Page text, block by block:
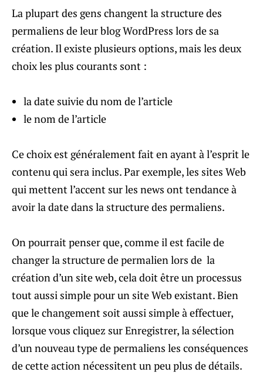
La plupart des gens changent la structure des
permaliens de leur blog WordPress lors de sa
création. Il existe plusieurs options, mais les deux
choix les plus courants sont :
la date suivie du nom de l’article
le nom de l’article
Ce choix est généralement fait en ayant à l’esprit le
contenu qui sera inclus. Par exemple, les sites Web
qui mettent l’accent sur les news ont tendance à
avoir la date dans la structure des permaliens.
On pourrait penser que, comme il est facile de
changer la structure de permalien lors de la
création d’un site web, cela doit être un processus
tout aussi simple pour un site Web existant. Bien
que le changement soit aussi simple à effectuer,
lorsque vous cliquez sur Enregistrer, la sélection
d’un nouveau type de permaliens les conséquences
de cette action nécessitent un peu plus de détails.